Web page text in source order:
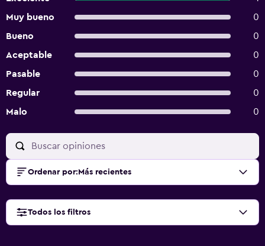
Muy bueno
0
Bueno
0
Aceptable
0
Pasable
0
Regular
0
Malo
0
Ordenar por: Más recientes
Todos los filtros